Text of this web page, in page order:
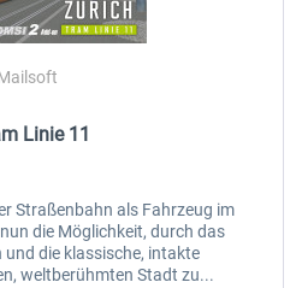
Linie 11
Straßenbahn als Fahrzeug im
die Möglichkeit, durch das
die klassische, intakte
weltberühmten Stadt zu...